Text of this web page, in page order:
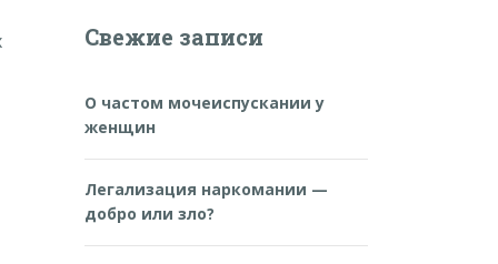
Свежие записи
О частом мочеиспускании у
женщин
Легализация наркомании —
добро или зло?